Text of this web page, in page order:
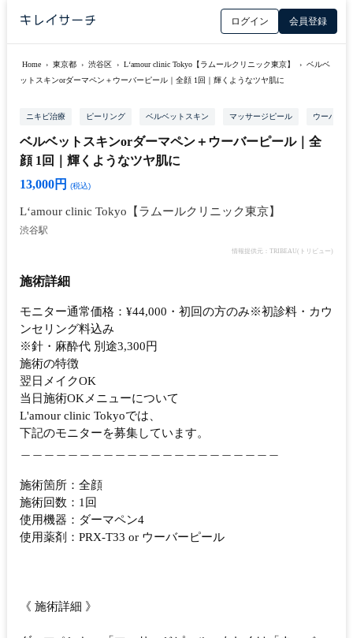
ログイン 会員登録
Home › 東京都 › 渋谷区 › L‘amour clinic Tokyo【ラムールクリニック東京】 › ベルベ
ットスキンorダーマペン＋ウーバーピール｜全顔 1回｜輝くようなツヤ肌に
ニキビ治療 ピーリング ベルベットスキン マッサージピール ウーバー
ベルベットスキンorダーマペン＋ウーバーピール｜全
顔 1回｜輝くようなツヤ肌に
13,000円
(税込)
L‘amour clinic Tokyo【ラムールクリニック東京】
渋谷駅
情報提供元：TRIBEAU(トリビュー)
施術詳細
モニター通常価格：¥44,000・初回の方のみ※初診料・カウ
ンセリング料込み
※針・麻酔代 別途3,300円
施術の特徴
翌日メイクOK
当日施術OKメニューについて
L'amour clinic Tokyoでは、
下記のモニターを募集しています。
施術箇所：全顔
施術回数：1回
使用機器：ダーマペン4
使用薬剤：PRX-T33 or ウーバーピール
《 施術詳細 》